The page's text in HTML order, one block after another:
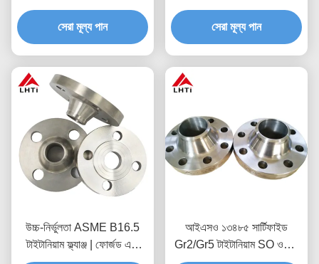
MetalsTitanium
সেরা মূল্য পান
নেক ফ্ল্যাঞ্জ (WNRF)
সেরা মূল্য পান
উচ্চ-নির্ভুলতা ASME B16.5
টাইটানিয়াম ফ্ল্যাঞ্জ | ফোর্জড এবং
আইএসও ১৩৪৮৫ সার্টিফাইড
Gr2/Gr5 টাইটানিয়াম SO ওয়েল্ড